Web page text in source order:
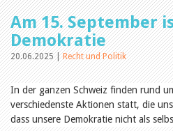
Agenda
Dienstleistungen
biblioBE nutzen
Aus den Bibliotheken
Organisation
Raum und Infrastruktur
Bestand
Benutzung
Finanzen
Personal
Qualitätsmanagement
Recht und Politik
Am 15. September
Demokratie
20.06.2025 |Recht und Politik
In der ganzen Schweiz finden rund
verschiedenste Aktionen statt, die
dass unsere Demokratie nicht als